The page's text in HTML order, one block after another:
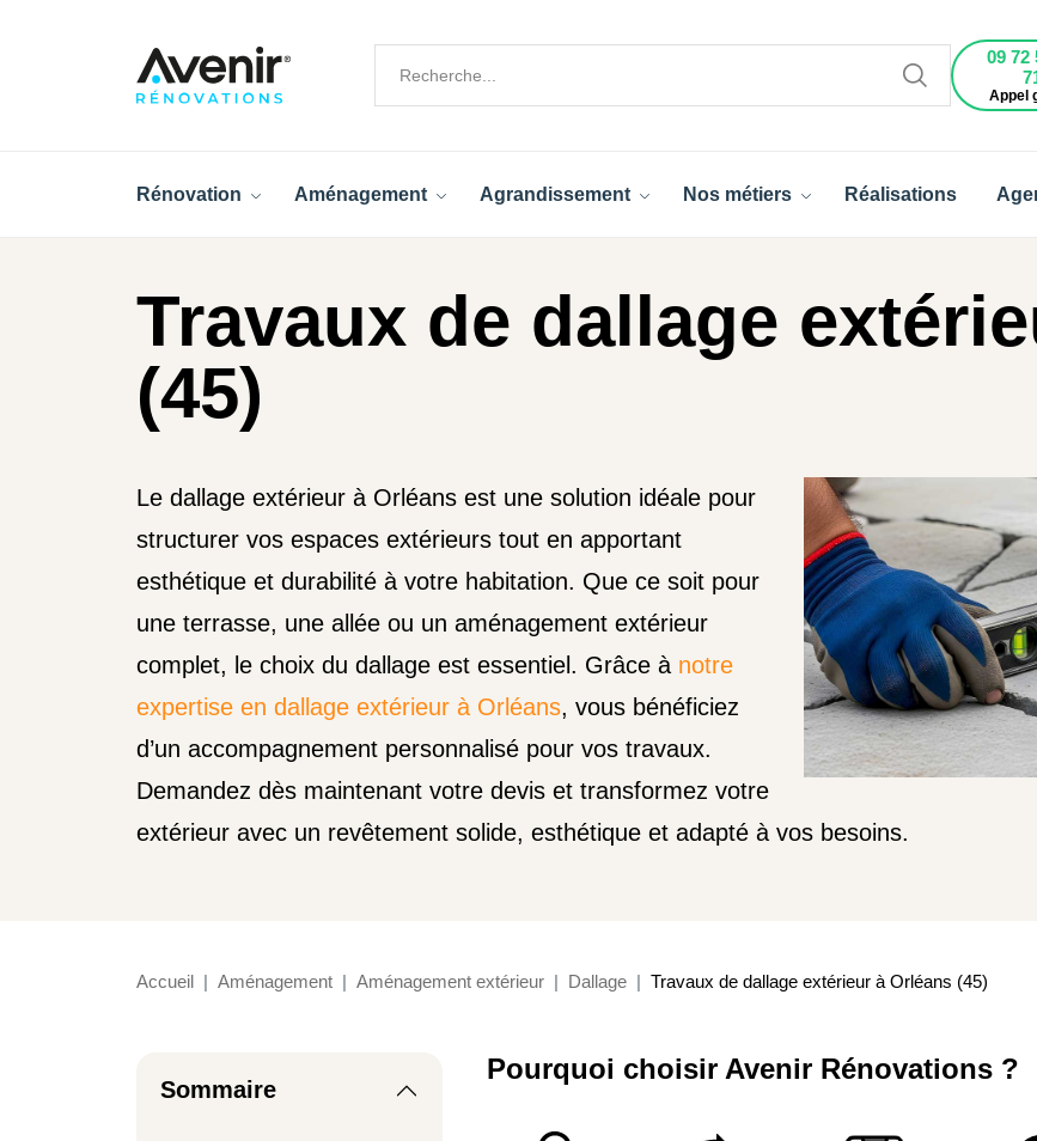
09 72
Appel
Rénovation Aménagement Agrandissement Nos métiers Réalisations
Travaux de dallage
(45)
Le dallage extérieur à Orléans est une solution idéale pour
structurer vos espaces extérieurs tout en apportant
esthétique et durabilité à votre habitation. Que ce soit pour
une terrasse, une allée ou un aménagement extérieur
complet, le choix du dallage est essentiel. Grâce à notre
expertise en dallage extérieur à Orléans, vous bénéficiez
d’un accompagnement personnalisé pour vos travaux.
Demandez dès maintenant votre devis et transformez votre
extérieur avec un revêtement solide, esthétique et adapté à vos besoins.
Accueil Aménagement Aménagement extérieur Dallage Travaux de dallage extérieur à Orléans (45)
Sommaire
Pourquoi choisir Avenir Rénovations ?